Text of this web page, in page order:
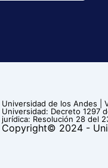
Universidad de los Andes |
Universidad: Decreto 1297
jurídica: Resolución 28 del
Copyright© 2024 -